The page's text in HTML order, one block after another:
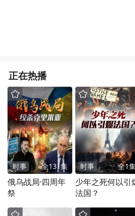
正在热播
时事 全131集
俄乌战局·四周年
祭
时事 全1
少年之死何以引
法国？